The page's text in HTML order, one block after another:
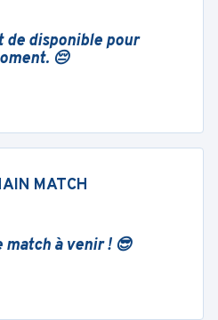
de disponible pour
😔
MATCH
match à venir ! 😎